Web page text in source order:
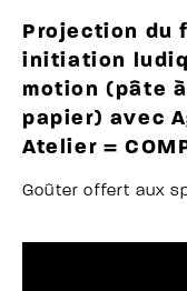
Projection du
initiation
motion (pâte
papier) avec
Atelier =
Goûter offert aux